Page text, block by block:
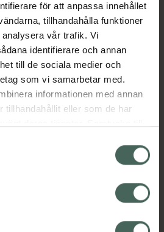
för att anpassa innehållet
tillhandahålla funktioner
vår trafik. Vi
identifierare och annan
till de sociala medier och
som vi samarbetar med.
informationen med annan
tillhandahållit eller som de har
webbplatsens
återkallat samtycke påverkar inte
som skett innan återkallelsen.
Dölj
innan